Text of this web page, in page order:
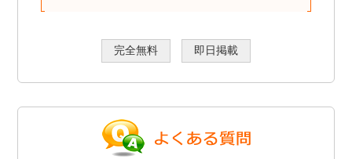
完全無料 即日掲載